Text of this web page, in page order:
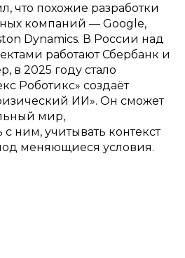
что похожие разработки
компаний — Google,
Dynamics. В России над
работают Сбербанк и
в 2025 году стало
Роботикс» создаёт
ИИ». Он сможет
мир,
ним, учитывать контекст
меняющиеся условия.